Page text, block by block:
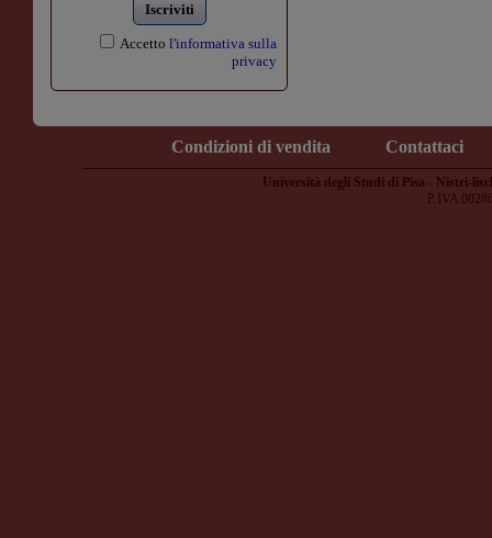
Iscriviti
Accetto l'informativa sulla
privacy
Condizioni di vendita Contattaci
Università degli Studi di Pisa - Nistri-
P.IVA